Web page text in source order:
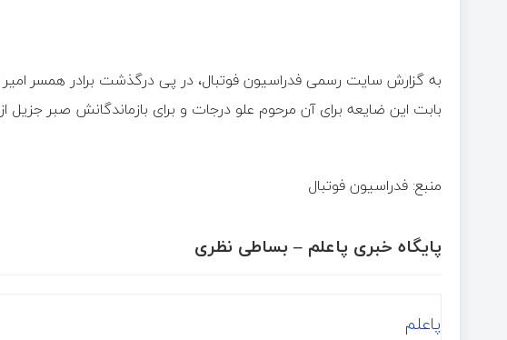
بهگزارش سایت رسمیفدراسیونفوتبال، در پیدرگذشت برادر همسر امیر
بابت این ضایعه برای آن مرحوم علو درجات و برای بازماندگانش صبر جزیل از
منبع: فدراسیون فوتبال
پایگاه خبری پاعلم – بساطی نظری
پاعلم